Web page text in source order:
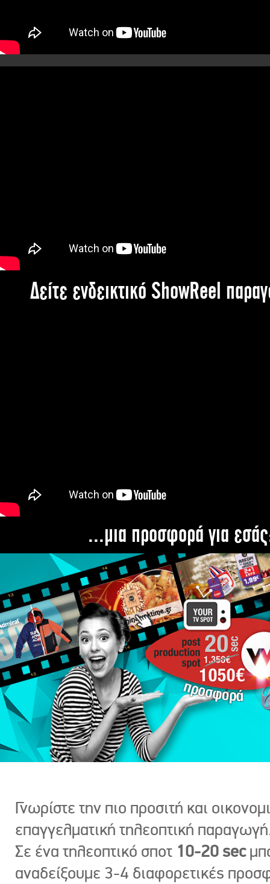
Δείτε ενδεικτικό ShowReel
...μια προσφορά για
Γνωρίστε την πιο προσιτή και
επαγγελματική τηλεοπτική
Σε ένα τηλεοπτικό σποτ 10-20 sec
αναδείξουμε 3-4 διαφορετικές